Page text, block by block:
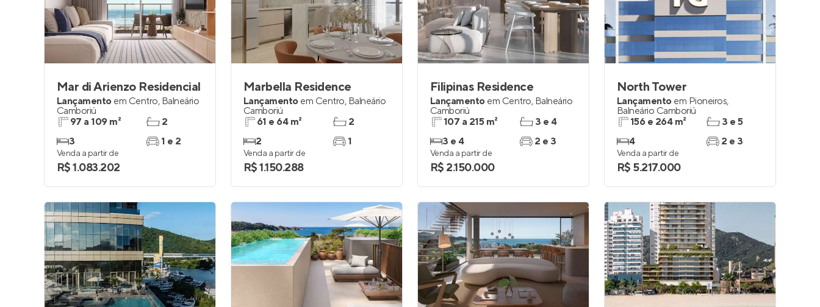
Entrar no Painel de ClientesEntrar no Painel de Clientes
Entrar no Apto
Entrar no Apto
Mar di Arienzo Residencial
Lançamento em Centro, Balneário
Camboriú
97 a 109 m²
3
2
1 e 2
Venda a partir de
R$ 1.083.202
Marbella Residence
Lançamento em Centro, Balneário
Camboriú
61 e 64 m²
2
2
1
Venda a partir de
R$ 1.150.288
Filipinas Residence
Lançamento em Centro, Balneário
Camboriú
107 a 215 m²
3 e 4
3 e 4
2 e 3
Venda a partir de
R$ 2.150.000
North Tower
Lançamento em Pioneiros,
Balneário Camboriú
156 e 264 m²
4
3 e 5
2 e 3
Venda a partir de
R$ 5.217.000